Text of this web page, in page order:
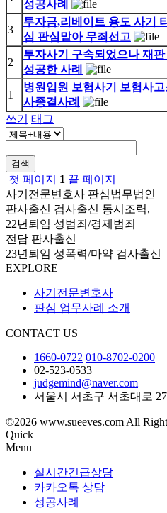
성공사례
3
투자금,리베이트 용도 사기
심 판심맡아 무죄선고
2
투자사기 구속되었으나 재
성공한 사례
1
병원입원 보험사기 보험사
사종결사례
쓰기
태그
검색
첫 페이지 1 끝 페이지
사기전문변호사 판심법무법인
판사출신 검사출신 동시조력,
22년퇴임 성범죄/경제범죄
전담 판사출신
23년퇴임 성폭력/마약 검사출신
EXPLORE
사기전문변호사
판심 업무사례 소개
CONTACT US
1660-0722 010-8702-0200
02-523-0533
judgemind@naver.com
서울시 서초구 서초대로
©2026 www.sueeves.com All
Quick
Menu
실시간긴급상담
카카오톡 상담
성공사례